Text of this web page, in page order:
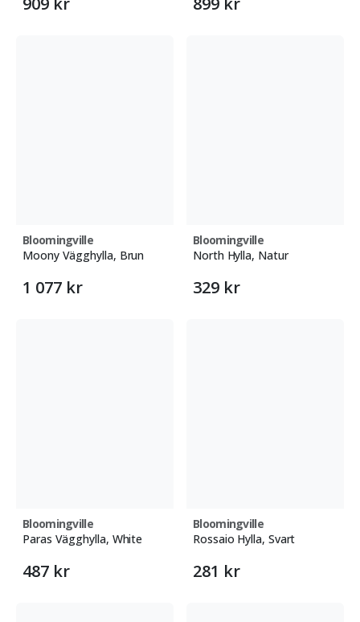
Bloomingville
Moony Vägghylla, Brun
1 077 kr
Bloomingville
North Hylla, Natur
329 kr
Bloomingville
Paras Vägghylla, White
487 kr
Bloomingville
Rossaio Hylla, Svart
281 kr